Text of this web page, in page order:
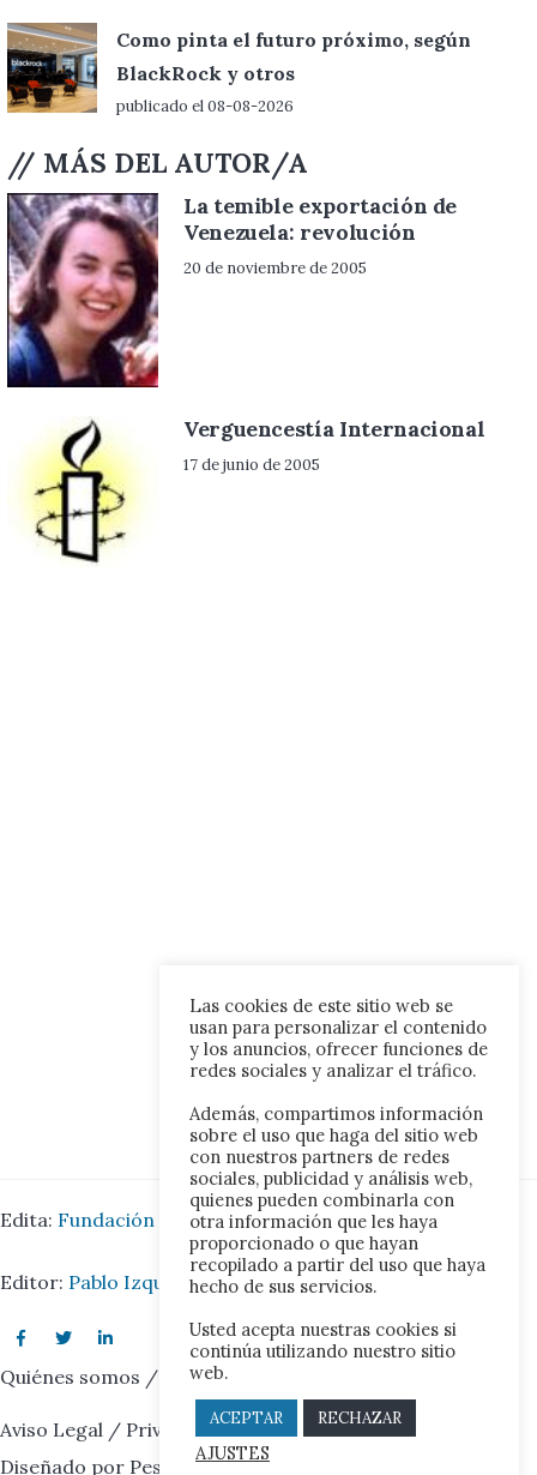
Como pinta el futuro próximo, según
BlackRock y otros
publicado el 08-08-2026
// MÁS DEL AUTOR/A
La temible exportación de
Venezuela: revolución
20 de noviembre de 2005
Verguencestía Internacional
17 de junio de 2005
Edita: Fundación Iberoamérica Europa.
Editor: Pablo Izquierdo Juárez.
Quiénes somos / Contacto
Aviso Legal / Privacidad/Cookies
Diseñado por Peslam Estudios
Las cookies de este sitio web se
usan para personalizar el contenido
y los anuncios, ofrecer funciones de
redes sociales y analizar el tráfico.
Además, compartimos información
sobre el uso que haga del sitio web
con nuestros partners de redes
sociales, publicidad y análisis web,
quienes pueden combinarla con
otra información que les haya
proporcionado o que hayan
recopilado a partir del uso que haya
hecho de sus servicios.
Usted acepta nuestras cookies si
continúa utilizando nuestro sitio
web.
ACEPTAR RECHAZAR
AJUSTES